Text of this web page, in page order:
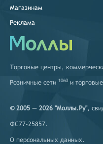
Магазинам
Реклама
Торговые центры,
Розничные сети 1060 и
© 2005 — 2026 "Моллы.Ру",
ФС77-25857.
О персональных данных.